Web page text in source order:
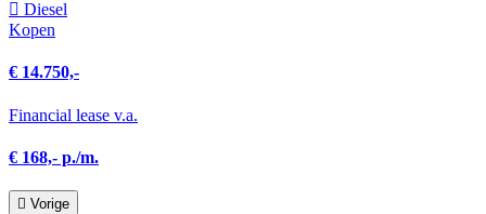
Diesel
Kopen
€ 14.750,-
Financial lease v.a.
€ 168,- p./m.
Vorige